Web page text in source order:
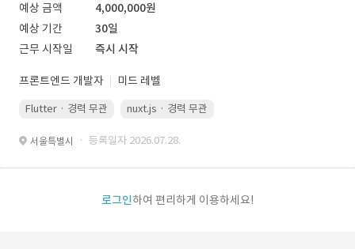
예상 금액
4,000,000원
예상 기간
30일
근무 시작일
즉시 시작
프론트엔드 개발자 미드 레벨
Flutter · 경력 무관 nuxt.js · 경력 무관
서울특별시 · 등록일자 2026.07.28.
로그인하여 편리하게 이용하세요!